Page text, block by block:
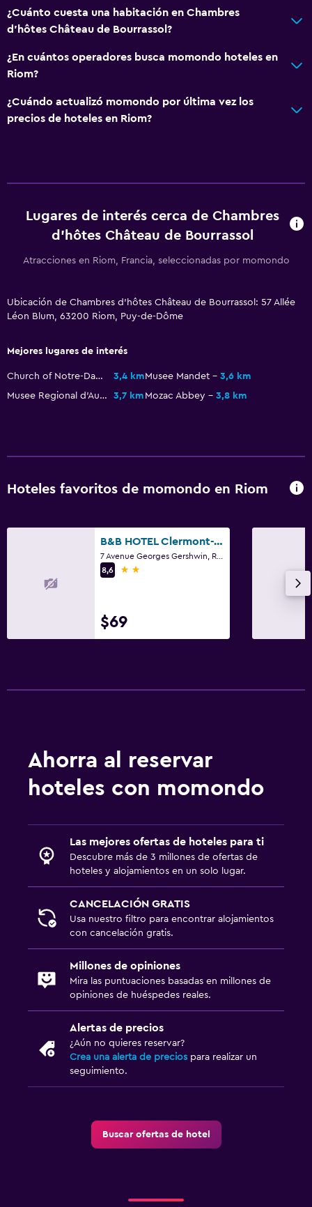
Para no fumadores
Almohada sin plumas
Plantas superiores accesibles por escaleras
Estacionamiento gratuito
Armario o clóset
Comedor
Tetera/cafetera
Zona de trabajo
Juegos de mesa/rompecabezas
Cuna/cama nido disponibles
¿Cuánto cuesta una habitación en Chambres
d'hôtes Château de Bourrassol?
¿En cuántos operadores busca momondo hoteles en
Riom?
¿Cuándo actualizó momondo por última vez los
precios de hoteles en Riom?
Lugares de interés cerca de Chambres
d'hôtes Château de Bourrassol
Atracciones en Riom, Francia, seleccionadas por momondo
Ubicación de Chambres d'hôtes Château de Bourrassol: 57 Allée
Léon Blum, 63200 Riom, Puy-de-Dôme
Mejores lugares de interés
Church of Notre-Dame-du-Marthuret 3,4 kmMusee Mandet
3,6 km
Musee Regional d'Auvergne
3,7 km Mozac Abbey 3,8 km
Hoteles favoritos de momondo en Riom
B&B HOTEL Clermont-Ferrand Nord Riom
8,6
2 estrellas
$69
Ahorra al reservar
hoteles con momondo
Las mejores ofertas de hoteles para ti
Descubre más de 3 millones de ofertas de
hoteles y alojamientos en un solo lugar.
CANCELACIÓN GRATIS
Usa nuestro filtro para encontrar alojamientos
con cancelación gratis.
Millones de opiniones
Mira las puntuaciones basadas en millones de
opiniones de huéspedes reales.
Alertas de precios
¿Aún no quieres reservar?
Crea una alerta de precios para realizar un
seguimiento.
Buscar ofertas de hotel